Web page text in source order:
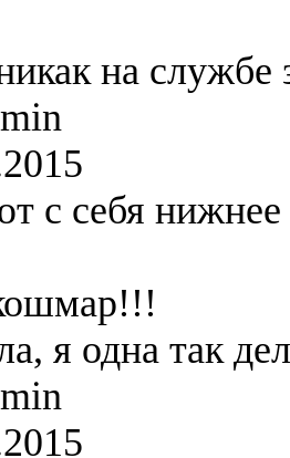
на службе
с себя нижнее
я одна так